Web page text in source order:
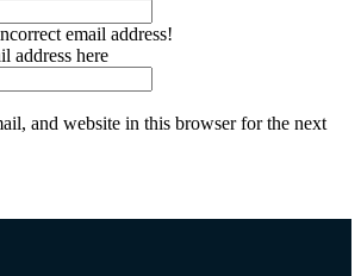
email address!
address here
and website in this browser for the next